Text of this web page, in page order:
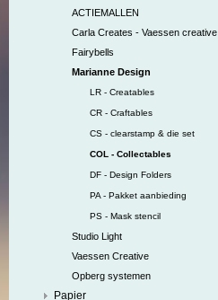
ACTIEMALLEN
Carla Creates - Vaessen creative
Fairybells
Marianne Design
LR - Creatables
CR - Craftables
CS - clearstamp & die set
COL - Collectables
DF - Design Folders
PA - Pakket aanbieding
PS - Mask stencil
Studio Light
Vaessen Creative
Opberg systemen
Papier